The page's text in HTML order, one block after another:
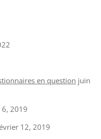
en question juin
6, 2019
12, 2019